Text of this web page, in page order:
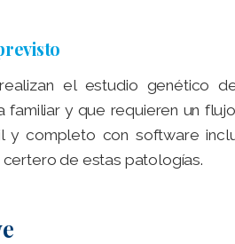
el estudio genético
familiar y que requieren un
y completo con software
de estas patologías.